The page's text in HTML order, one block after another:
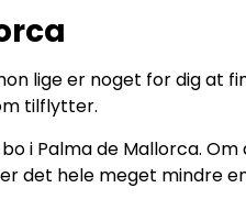
lige er noget for dig at
tilflytter.
i Palma de Mallorca.
det hele meget mindre